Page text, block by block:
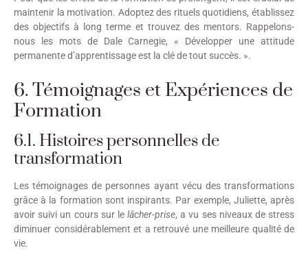
maintenir la motivation. Adoptez des rituels quotidiens, établissez
des objectifs à long terme et trouvez des mentors. Rappelons-
nous les mots de Dale Carnegie, « Développer une attitude
permanente d’apprentissage est la clé de tout succès. ».
6. Témoignages et Expériences de
Formation
6.1. Histoires personnelles de
transformation
Les témoignages de personnes ayant vécu des transformations
grâce à la formation sont inspirants. Par exemple, Juliette, après
avoir suivi un cours sur le lâcher-prise, a vu ses niveaux de stress
diminuer considérablement et a retrouvé une meilleure qualité de
vie.